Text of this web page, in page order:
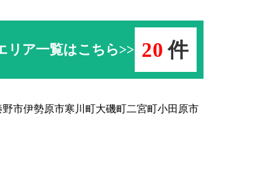
リア一覧はこちら>> 20 件
野市伊勢原市寒川町大磯町二宮町小田原市